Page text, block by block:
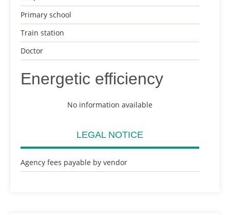
Primary school
Train station
Doctor
Energetic efficiency
No information available
LEGAL NOTICE
Agency fees payable by vendor